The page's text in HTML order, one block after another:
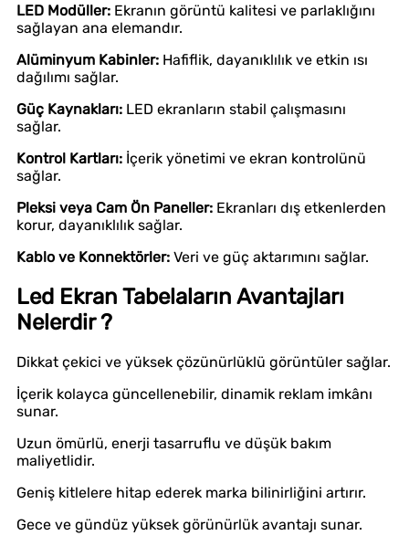
LED Modüller: Ekranın görüntü kalitesi ve parlaklığını
sağlayan ana elemandır.
Alüminyum Kabinler: Hafiflik, dayanıklılık ve etkin ısı
dağılımı sağlar.
Güç Kaynakları: LED ekranların stabil çalışmasını
sağlar.
Kontrol Kartları: İçerik yönetimi ve ekran kontrolünü
sağlar.
Pleksi veya Cam Ön Paneller: Ekranları dış etkenlerden
korur, dayanıklılık sağlar.
Kablo ve Konnektörler: Veri ve güç aktarımını sağlar.
Led Ekran Tabelaların Avantajları
Nelerdir ?
Dikkat çekici ve yüksek çözünürlüklü görüntüler sağlar.
İçerik kolayca güncellenebilir, dinamik reklam imkânı
sunar.
Uzun ömürlü, enerji tasarruflu ve düşük bakım
maliyetlidir.
Geniş kitlelere hitap ederek marka bilinirliğini artırır.
Gece ve gündüz yüksek görünürlük avantajı sunar.